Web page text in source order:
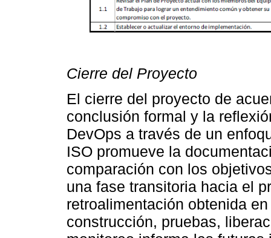
Cierre del Proyecto
El cierre del proyecto de
conclusión formal y la
DevOps a través de un
ISO promueve la
comparación con los
una fase transitoria hacia el
retroalimentación obtenida
construcción, pruebas,